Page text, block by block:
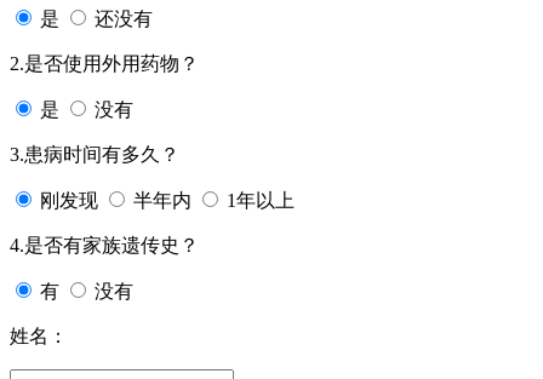
是 还没有
2.是否使用外用药物？
是 没有
3.患病时间有多久？
刚发现 半年内 1年以上
4.是否有家族遗传史？
有 没有
姓名：